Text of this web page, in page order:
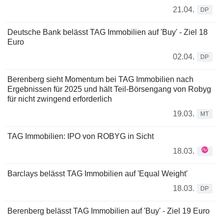
21.04.
DP
Deutsche Bank belässt TAG Immobilien auf 'Buy' - Ziel 18
Euro
02.04.
DP
Berenberg sieht Momentum bei TAG Immobilien nach
Ergebnissen für 2025 und hält Teil-Börsengang von Robyg
für nicht zwingend erforderlich
19.03.
MT
TAG Immobilien: IPO von ROBYG in Sicht
18.03.
Barclays belässt TAG Immobilien auf 'Equal Weight'
18.03.
DP
Berenberg belässt TAG Immobilien auf 'Buy' - Ziel 19 Euro